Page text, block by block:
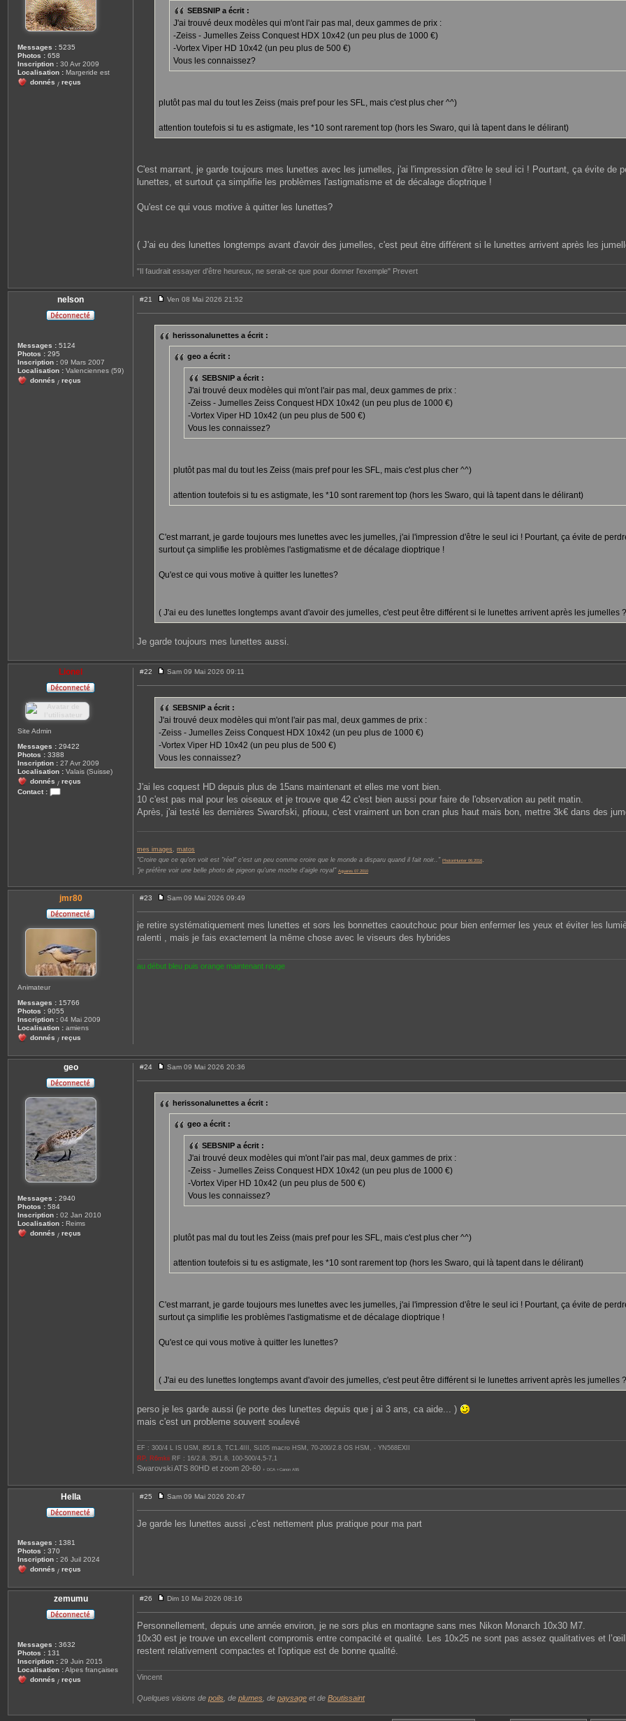
Messages : 5235
Photos : 658
Inscription : 30 Avr 2009
Localisation : Margeride est
donnés / reçus
SEBSNIP a écrit :
J'ai trouvé deux modèles qui m'ont l'air pas mal, deux gammes de prix :
-Zeiss - Jumelles Zeiss Conquest HDX 10x42 (un peu plus de 1000 €)
-Vortex Viper HD 10x42 (un peu plus de 500 €)
Vous les connaissez?
plutôt pas mal du tout les Zeiss (mais pref pour les SFL, mais c'est plus cher ^^)
attention toutefois si tu es astigmate, les *10 sont rarement top (hors les Swaro, qui là tapent dans le délirant)
C'est marrant, je garde toujours mes lunettes avec les jumelles, j'ai l'impression d'être le seul ici ! Pourtant, ça évite de
lunettes, et surtout ça simplifie les problèmes l'astigmatisme et de décalage dioptrique !
Qu'est ce qui vous motive à quitter les lunettes?
( J'ai eu des lunettes longtemps avant d'avoir des jumelles, c'est peut être différent si le lunettes arrivent après les
"Il faudrait essayer d'être heureux, ne serait-ce que pour donner l'exemple" Prevert
nelson
Messages : 5124
Photos : 295
Inscription : 09 Mars 2007
Localisation : Valenciennes (59)
donnés / reçus
#21
e
a
Ven 08 Mai 2026 21:52
herissonalunettes a écrit :
geo a écrit :
SEBSNIP a écrit :
J'ai trouvé deux modèles qui m'ont l'air pas mal, deux gammes de prix :
-Zeiss - Jumelles Zeiss Conquest HDX 10x42 (un peu plus de 1000 €)
-Vortex Viper HD 10x42 (un peu plus de 500 €)
Vous les connaissez?
plutôt pas mal du tout les Zeiss (mais pref pour les SFL, mais c'est plus cher ^^)
attention toutefois si tu es astigmate, les *10 sont rarement top (hors les Swaro, qui là tapent dans le délirant)
C'est marrant, je garde toujours mes lunettes avec les jumelles, j'ai l'impression d'être le seul ici ! Pourtant, ça évite de
surtout ça simplifie les problèmes l'astigmatisme et de décalage dioptrique !
Qu'est ce qui vous motive à quitter les lunettes?
( J'ai eu des lunettes longtemps avant d'avoir des jumelles, c'est peut être différent si le lunettes arrivent après les jumelles
Je garde toujours mes lunettes aussi.
Lionel
Site Admin
Messages : 29422
Photos : 3388
Inscription : 27 Avr 2009
Localisation : Valais (Suisse)
donnés / reçus
Contact :
o
n
e
l
#22
e
s
a
g
e
Sam 09 Mai 2026 09:11
SEBSNIP a écrit :
J'ai trouvé deux modèles qui m'ont l'air pas mal, deux gammes de prix :
-Zeiss - Jumelles Zeiss Conquest HDX 10x42 (un peu plus de 1000 €)
-Vortex Viper HD 10x42 (un peu plus de 500 €)
Vous les connaissez?
J'ai les coquest HD depuis plus de 15ans maintenant et elles me vont bien.
10 c'est pas mal pour les oiseaux et je trouve que 42 c'est bien aussi pour faire de l'observation au petit matin.
Après, j'ai testé les dernières Swarofski, pfiouu, c'est vraiment un bon cran plus haut mais bon, mettre 3k€ dans des
mes images
matos
"Croire que ce qu'on voit est "réel" c'est un peu comme croire que le monde a disparu quand il fait noir.." PhotonHunter 06.2016
"je préfère voir une belle photo de pigeon qu'une moche d'aigle royal" Aguares 07.2010
jmr80
Animateur
Messages : 15766
Photos : 9055
Inscription : 04 Mai 2009
Localisation : amiens
donnés / reçus
#23
e
s
Sam 09 Mai 2026 09:49
je retire systématiquement mes lunettes et sors les bonnettes caoutchouc pour bien enfermer les yeux et éviter les
ralenti , mais je fais exactement la même chose avec le viseurs des hybrides
au début bleu puis orange maintenant rouge
geo
Messages : 2940
Photos : 584
Inscription : 02 Jan 2010
Localisation : Reims
donnés / reçus
#24
e
a
Sam 09 Mai 2026 20:36
herissonalunettes a écrit :
geo a écrit :
SEBSNIP a écrit :
J'ai trouvé deux modèles qui m'ont l'air pas mal, deux gammes de prix :
-Zeiss - Jumelles Zeiss Conquest HDX 10x42 (un peu plus de 1000 €)
-Vortex Viper HD 10x42 (un peu plus de 500 €)
Vous les connaissez?
plutôt pas mal du tout les Zeiss (mais pref pour les SFL, mais c'est plus cher ^^)
attention toutefois si tu es astigmate, les *10 sont rarement top (hors les Swaro, qui là tapent dans le délirant)
C'est marrant, je garde toujours mes lunettes avec les jumelles, j'ai l'impression d'être le seul ici ! Pourtant, ça évite de
surtout ça simplifie les problèmes l'astigmatisme et de décalage dioptrique !
Qu'est ce qui vous motive à quitter les lunettes?
( J'ai eu des lunettes longtemps avant d'avoir des jumelles, c'est peut être différent si le lunettes arrivent après les jumelles
perso je les garde aussi (je porte des lunettes depuis que j ai 3 ans, ca aide... )
mais c'est un probleme souvent soulevé
EF : 300/4 L IS USM, 85/1.8, TC1.4III, Si105 macro HSM, 70-200/2.8 OS HSM, - YN568EXII
RP, R6mkii RF : 16/2.8, 35/1.8, 100-500/4,5-7,1
Swarovski ATS 80HD et zoom 20-60 + DCA +Canon A95
Hella
Messages : 1381
Photos : 370
Inscription : 26 Juil 2024
donnés / reçus
#25
e
s
s
Sam 09 Mai 2026 20:47
Je garde les lunettes aussi ,c'est nettement plus pratique pour ma part
zemumu
Messages : 3632
Photos : 131
Inscription : 29 Juin 2015
Localisation :Alpes françaises
donnés / reçus
#26
e
s
a
e
Dim 10 Mai 2026 08:16
Personnellement, depuis une année environ, je ne sors plus en montagne sans mes Nikon Monarch 10x30 M7.
10x30 est je trouve un excellent compromis entre compacité et qualité. Les 10x25 ne sont pas assez qualitatives et
restent relativement compactes et l'optique est de bonne qualité.
Vincent
Quelques visions de poils , de plumes , de paysage et de Boutissaint